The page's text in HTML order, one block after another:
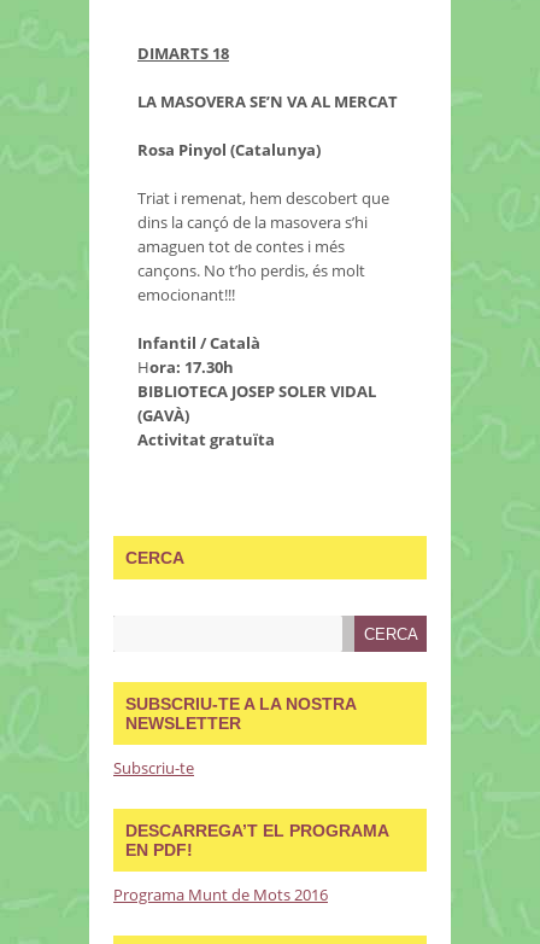
DIMARTS 18
LA MASOVERA SE’N VA AL MERCAT
Rosa Pinyol (Catalunya)
Triat i remenat, hem descobert que
dins la cançó de la masovera s’hi
amaguen tot de contes i més
cançons. No t’ho perdis, és molt
emocionant!!!
Infantil / Català
Hora: 17.30h
BIBLIOTECA JOSEP SOLER VIDAL
(GAVÀ)
Activitat gratuïta
CERCA
SUBSCRIU-TE A LA NOSTRA
NEWSLETTER
Subscriu-te
DESCARREGA’T EL PROGRAMA
EN PDF!
Programa Munt de Mots 2016